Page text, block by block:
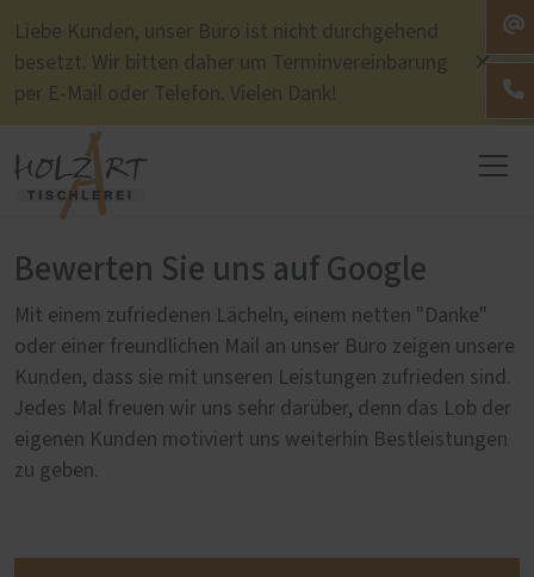
Liebe Kunden, unser Büro ist nicht durchgehend
besetzt. Wir bitten daher um Terminvereinbarung
per E-Mail oder Telefon. Vielen Dank!
Bewerten Sie uns auf Google
Mit einem zufriedenen Lächeln, einem netten "Danke"
oder einer freundlichen Mail an unser Büro zeigen unsere
Kunden, dass sie mit unseren Leistungen zufrieden sind.
Jedes Mal freuen wir uns sehr darüber, denn das Lob der
eigenen Kunden motiviert uns weiterhin Bestleistungen
zu geben.